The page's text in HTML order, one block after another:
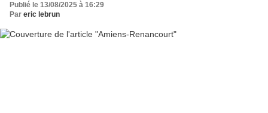
Publié le 13/08/2025 à 16:29
Par eric lebrun